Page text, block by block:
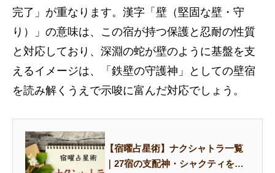
完了」が重なります。漢字「壁（堅固な壁・守
り）」の意味は、この宿が持つ保護と忍耐の性質
と対応しており、深淵の蛇が壁のように基盤を支
えるイメージは、「鉄壁の守護神」としての壁宿
を読み解くうえで示唆に富んだ対応でしょう。
【宿曜占星術】ナクシャトラ一覧
｜27宿の支配神・シャクティを解